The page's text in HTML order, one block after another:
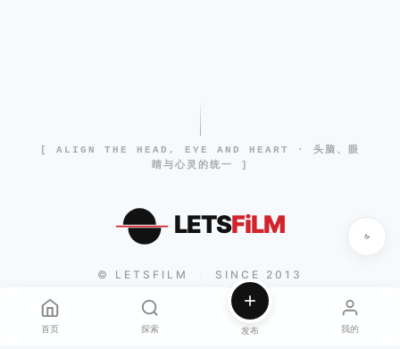
[ ALIGN THE HEAD, EYE AND HEART · 头脑、眼
睛与心灵的统一 ]
LETSFiLM
© LETSFILM SINCE 2013
首页 探索 发布 我的